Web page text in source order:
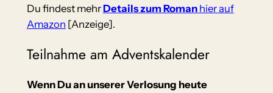
Du findest mehrDetails zum Romanhier auf
Amazon [Anzeige].
Teilnahme am Adventskalender
Wenn Du an unserer Verlosung heute